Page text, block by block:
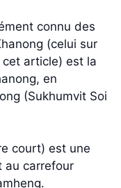
connu des
(celui sur
article) est la
en
(Sukhumvit Soi
court) est une
au carrefour